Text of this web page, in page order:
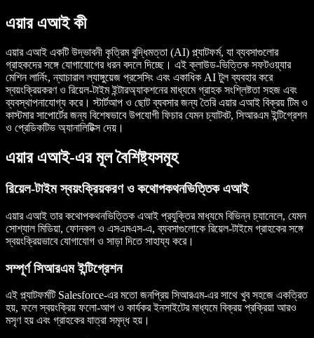
এয়ার এআই কী
এয়ার এআই একটি উদ্ভাবনী কৃত্রিম বুদ্ধিমত্তা (AI) প্ল্যাটফর্ম, যা ব্যবসাগুলোর
গ্রাহকদের সঙ্গে যোগাযোগের ধরন বদলে দিচ্ছে। এই ক্লাউড-ভিত্তিক সফটওয়্যার
মেশিন লার্নিং, ন্যাচারাল ল্যাঙ্গুয়েজ প্রসেসিং এবং একাধিক AI টুল ব্যবহার করে
স্বয়ংক্রিয়করণ ও রিয়েল-টাইম ইন্টারঅ্যাকশনের মাধ্যমে গ্রাহক সংশ্লিষ্টতা সহজ এবং
ব্যবস্থাপনাযোগ্য করে। স্টার্টআপ ও ছোট ব্যবসার জন্য তৈরি এয়ার এআই বিক্রয় টিম ও
কাস্টমার সাপোর্টের জন্য বিশেষভাবে উপযোগী ফিচার যেমন চ্যাটবট, সিআরএম ইন্টিগ্রেশন
ও প্রেডিকটিভ অ্যানালিটিক্স দেয়।
এয়ার এআই-এর মূল বৈশিষ্ট্যসমূহ
রিয়েল-টাইম স্বয়ংক্রিয়করণ ও কথোপকথনভিত্তিক এআই
এয়ার এআই তার কথোপকথনভিত্তিক এআই প্রযুক্তির মাধ্যমে বিভিন্ন চ্যানেলে, যেমন
সোশ্যাল মিডিয়া, ফোনকল ও এসএমএস-এ, ব্যবসাগুলোকে রিয়েল-টাইমে গ্রাহকের সঙ্গে
স্বয়ংক্রিয়ভাবে যোগাযোগ ও সাড়া দিতে সাহায্য করে।
সম্পূর্ণ সিআরএম ইন্টিগ্রেশন
এই প্ল্যাটফর্মটি Salesforce-এর মতো জনপ্রিয় সিআরএম-এর সাথে খুব সহজে একত্রিত
হয়, ফলে স্বয়ংক্রিয় ফলো-আপ ও কার্যকর ইনসাইটের মাধ্যমে বিক্রয় প্রক্রিয়া আরও
মসৃণ হয় এবং গ্রাহকের যাত্রা সমৃদ্ধ হয়।